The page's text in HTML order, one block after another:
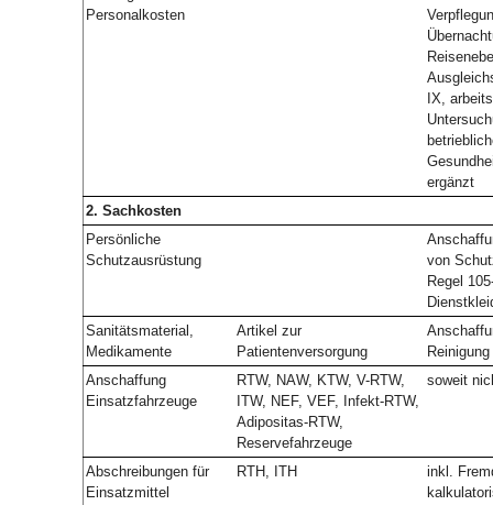
Personalkosten
IX,
ergänzt
2. Sachkosten
Persönliche
Schutzausrüstung
von
Regel
Sanitätsmaterial,
Medikamente
Artikel zur
Patientenversorgung
Reinigung
Anschaffung
Einsatzfahrzeuge
RTW, NAW, KTW, V-RTW,
ITW, NEF, VEF, Infekt-RTW,
Adipositas-RTW,
Reservefahrzeuge
soweit
Abschreibungen für
Einsatzmittel
RTH, ITH
inkl.